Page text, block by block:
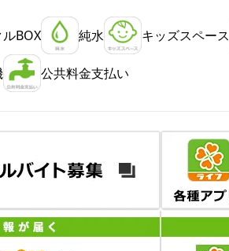
BOX 純水 キッズスペース
公共料金支払い